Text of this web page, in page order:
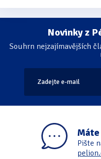
Novinky z
Souhrn nejzajímavějších
Pište